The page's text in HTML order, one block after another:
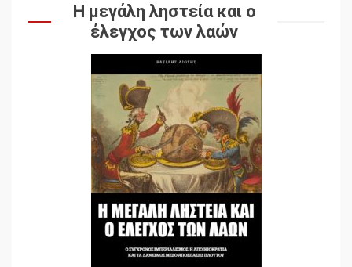
Η μεγάλη ληστεία και ο
έλεγχος των λαών